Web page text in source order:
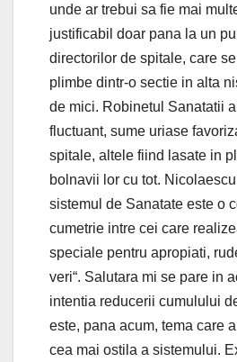
unde ar trebui sa fie mai
justificabil doar pana la un
directorilor de spitale, care
plimbe dintr-o sectie in alta
de mici. Robinetul Sanatatii
fluctuant, sume uriase
spitale, altele fiind lasate in
bolnavii lor cu tot.
sistemul de Sanatate este o
cumetrie intre cei care
speciale pentru apropiati,
veri“. Salutara mi se pare in
intentia reducerii cumulului
este, pana acum, tema care
cea mai ostila a sistemului.